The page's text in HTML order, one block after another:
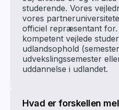
studerende. Vores
vores
officiel repræsentant for.
kompetent vejlede
udlandsophold
udvekslingssemester
uddannelse i udlandet.
Hvad er forskellen